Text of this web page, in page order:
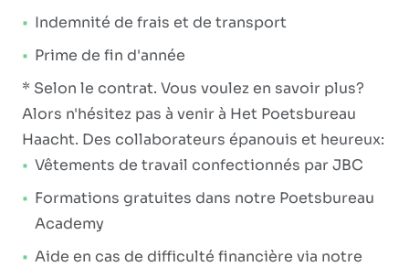
Indemnité de frais et de transport
Prime de fin d'année
* Selon le contrat. Vous voulez en savoir plus?
Alors n'hésitez pas à venir à Het Poetsbureau
Haacht. Des collaborateurs épanouis et heureux:
Vêtements de travail confectionnés par JBC
Formations gratuites dans notre Poetsbureau
Academy
Aide en cas de difficulté financière via notre